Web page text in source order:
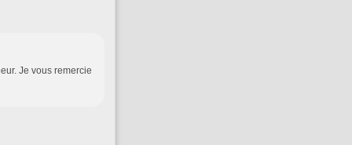
Je vous remercie